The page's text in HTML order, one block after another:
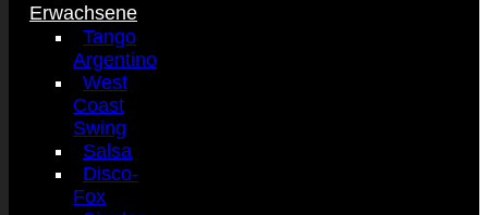
Erwachsene
Tango
Argentino
West
Coast
Swing
Salsa
Disco-
Fox